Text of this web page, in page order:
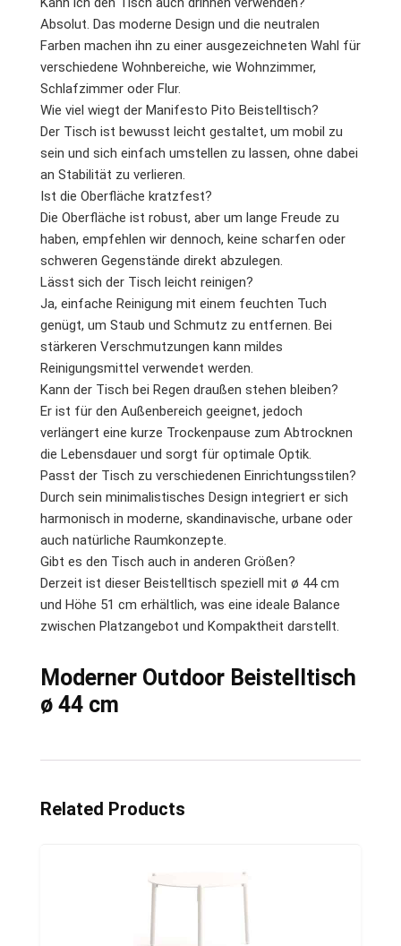
Absolut. Das moderne Design und die neutralen
Farben machen ihn zu einer ausgezeichneten Wahl für
verschiedene Wohnbereiche, wie Wohnzimmer,
Schlafzimmer oder Flur.
Wie viel wiegt der Manifesto Pito Beistelltisch?
Der Tisch ist bewusst leicht gestaltet, um mobil zu
sein und sich einfach umstellen zu lassen, ohne dabei
an Stabilität zu verlieren.
Ist die Oberfläche kratzfest?
Die Oberfläche ist robust, aber um lange Freude zu
haben, empfehlen wir dennoch, keine scharfen oder
schweren Gegenstände direkt abzulegen.
Lässt sich der Tisch leicht reinigen?
Ja, einfache Reinigung mit einem feuchten Tuch
genügt, um Staub und Schmutz zu entfernen. Bei
stärkeren Verschmutzungen kann mildes
Reinigungsmittel verwendet werden.
Kann der Tisch bei Regen draußen stehen bleiben?
Er ist für den Außenbereich geeignet, jedoch
verlängert eine kurze Trockenpause zum Abtrocknen
die Lebensdauer und sorgt für optimale Optik.
Passt der Tisch zu verschiedenen Einrichtungsstilen?
Durch sein minimalistisches Design integriert er sich
harmonisch in moderne, skandinavische, urbane oder
auch natürliche Raumkonzepte.
Gibt es den Tisch auch in anderen Größen?
Derzeit ist dieser Beistelltisch speziell mit ø 44 cm
und Höhe 51 cm erhältlich, was eine ideale Balance
zwischen Platzangebot und Kompaktheit darstellt.
Moderner Outdoor Beistelltisch
ø 44 cm
Related Products